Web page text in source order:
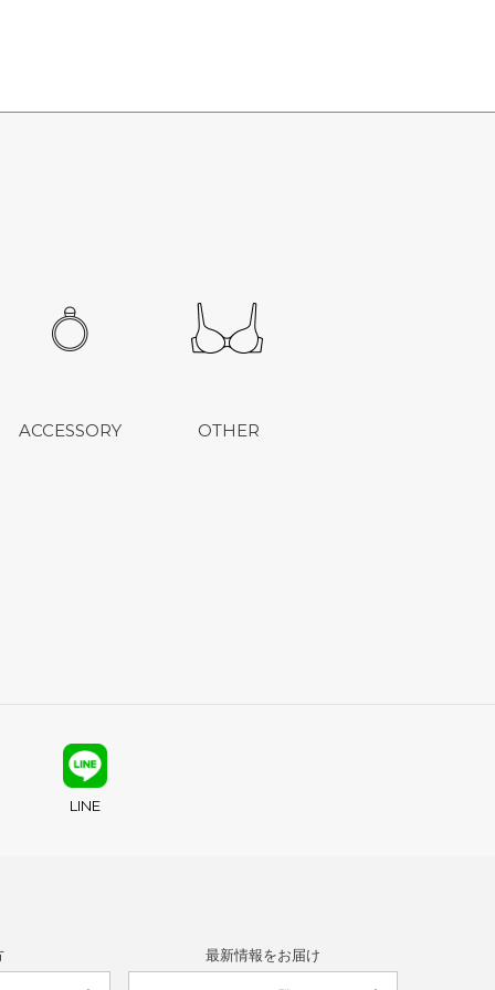
ACCESSORY OTHER
LINE
最新情報をお届け